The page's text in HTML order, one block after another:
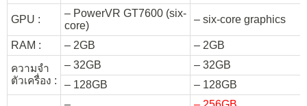
GPU :
– PowerVR GT7600 (six-
core)
– six-core graphics
RAM : – 2GB
– 2GB
ความจำ
ตัวเครื่อง :
– 32GB
– 32GB
– 128GB
– 128GB